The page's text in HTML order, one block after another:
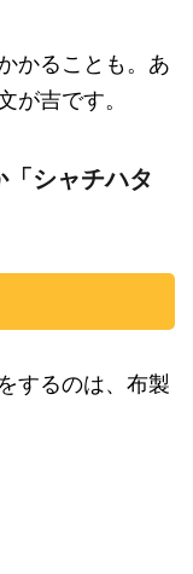
かることも。あ
が吉です。
シャチハタ
するのは、布製